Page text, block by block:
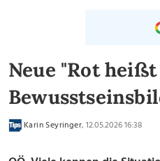
Neue "Rot
Karin Seyringer, 12.05.2026 16:38